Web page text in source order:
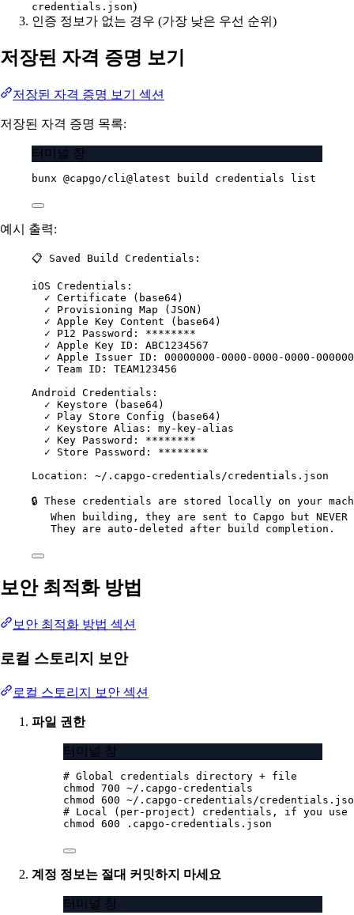
credentials.json)
인증 정보가 없는 경우 (가장 낮은 우선 순위)
저장된 자격 증명 보기
저장된 자격 증명 보기 섹션
저장된 자격 증명 목록:
터미널 창
bunx @capgo/cli@latest build credentials list
예시 출력:
📋 Saved Build Credentials:
iOS Credentials:
✓ Certificate (base64)
✓ Provisioning Map (JSON)
✓ Apple Key Content (base64)
✓ P12 Password: ********
✓ Apple Key ID: ABC1234567
✓ Apple Issuer ID: 00000000-0000-0000-0000-
✓ Team ID: TEAM123456
Android Credentials:
✓ Keystore (base64)
✓ Play Store Config (base64)
✓ Keystore Alias: my-key-alias
✓ Key Password: ********
✓ Store Password: ********
Location: ~/.capgo-credentials/credentials.json
🔒 These credentials are stored locally on your
When building, they are sent to Capgo but
They are auto-deleted after build completion.
보안 최적화 방법
보안 최적화 방법 섹션
로컬 스토리지 보안
로컬 스토리지 보안 섹션
파일 권한
터미널 창
# Global credentials directory + file
chmod
700 ~/.capgo-credentials
chmod
600 ~/.capgo-credentials/
# Local (per-project) credentials, if you
chmod
600 .capgo-credentials.json
계정 정보는 절대 커밋하지 마세요
터미널 창